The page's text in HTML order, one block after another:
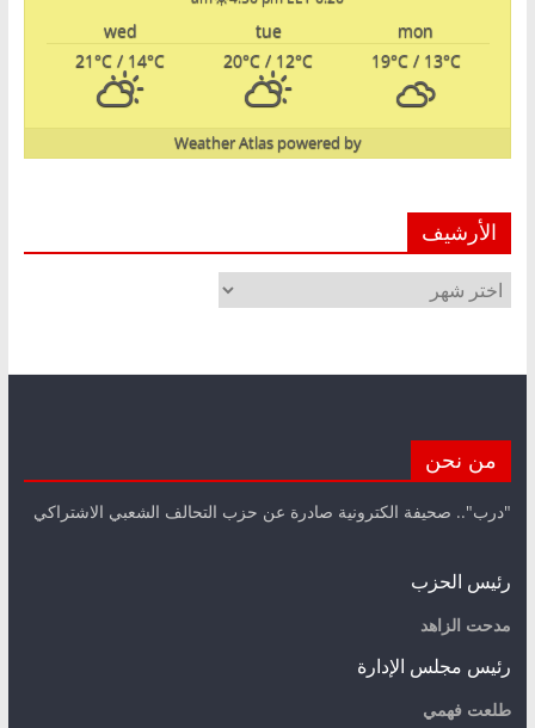
mon
tue
wed
19°C/ 13°C
20°C / 12°C
21°C / 14°C
powered by
Weather Atlas
الأرشيف
الأرشيف
من نحن
"درب".. صحيفة الكترونية صادرة عن حزب التحالف الشعبي الاشتراكي
رئيس الحزب
مدحت الزاهد
رئيس مجلس الإدارة
طلعت فهمي